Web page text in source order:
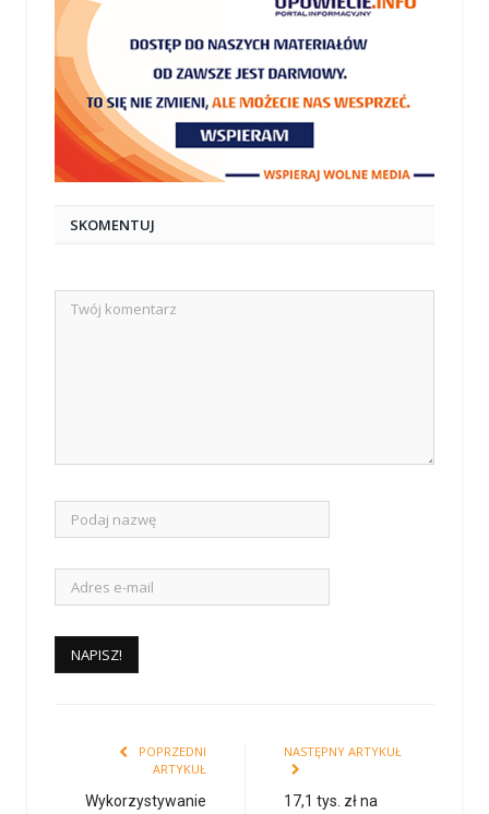
SKOMENTUJ
POPRZEDNI
ARTYKUŁ
Wykorzystywanie
NASTĘPNY ARTYKUŁ
17,1 tys. zł na